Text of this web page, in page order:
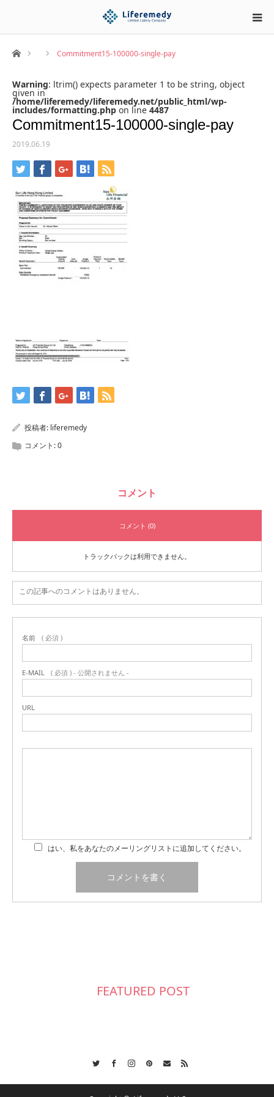
ホーム Commitment15-100000-single-pay
Warning: ltrim() expects parameter 1 to be string, object
given in
/home/liferemedy/liferemedy.net/public_html/wp-
includes/formatting.php on line 4487
Commitment15-100000-single-pay
2019.06.19
投稿者: liferemedy
コメント:0
コメント
コメント (0)
トラックバックは利用できません。
この記事へのコメントはありません。
名前 ( 必須 )
E-MAIL ( 必須 ) - 公開されません -
URL
はい、私をあなたのメーリングリストに追加してください。
FEATURED POST